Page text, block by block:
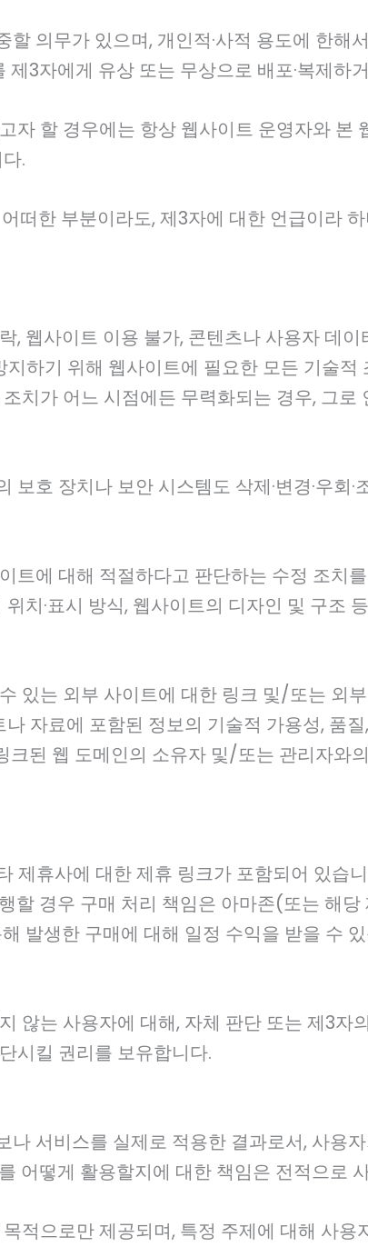
의무가 있으며, 개인적·사적 용도에 한해
3자에게 유상 또는 무상으로 배포·복제하
자 할 경우에는 항상 웹사이트 운영자와 본
.
떠한 부분이라도, 제3자에 대한 언급이라
, 웹사이트 이용 불가, 콘텐츠나 사용자 데
하기 위해 웹사이트에 필요한 모든 기술
치가 어느 시점에든 무력화되는 경우, 그
호 장치나 보안 시스템도 삭제·변경·우회·
트에 대해 적절하다고 판단하는 수정 조치
치·표시 방식, 웹사이트의 디자인 및 구조
있는 외부 사이트에 대한 링크 및/또는 외
자료에 포함된 정보의 기술적 가용성, 품
크된 웹 도메인의 소유자 및/또는 관리자와
휴사에 대한 제휴 링크가 포함되어 있습
할 경우 구매 처리 책임은 아마존(또는 해
발생한 구매에 대해 일정 수익을 받을 수
않는 사용자에 대해, 자체 판단 또는 제3
시킬 권리를 보유합니다.
서비스를 실제로 적용한 결과로서, 사용
어떻게 활용할지에 대한 책임은 전적으로
적으로만 제공되며, 특정 주제에 대해 사용